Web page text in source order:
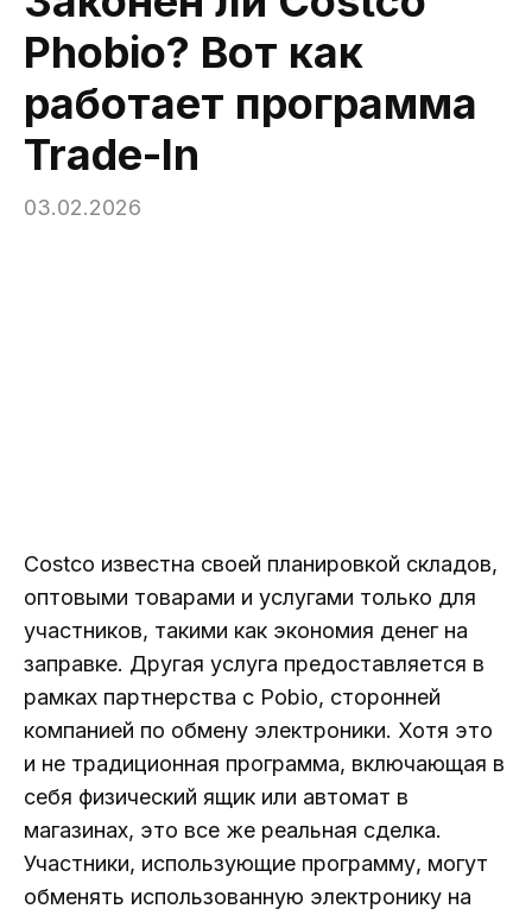
Phobio? Вот как
работает программа
Trade-In
03.02.2026
Costco известна своей планировкой складов,
оптовыми товарами и услугами только для
участников, такими как экономия денег на
заправке. Другая услуга предоставляется в
рамках партнерства с Pobio, сторонней
компанией по обмену электроники. Хотя это
и не традиционная программа, включающая в
себя физический ящик или автомат в
магазинах, это все же реальная сделка.
Участники, использующие программу, могут
обменять использованную электронику на